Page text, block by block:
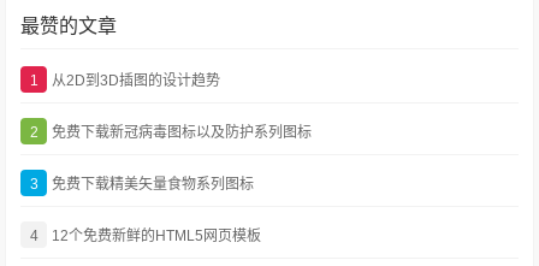
最赞的文章
1 从2D到3D插图的设计趋势
2 免费下载新冠病毒图标以及防护系列图标
3 免费下载精美矢量食物系列图标
4 12个免费新鲜的HTML5网页模板